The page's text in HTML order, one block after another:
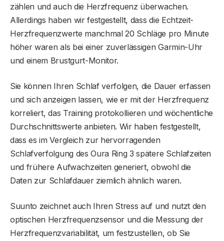
zählen und auch die Herzfrequenz überwachen.
Allerdings haben wir festgestellt, dass die Echtzeit-
Herzfrequenzwerte manchmal 20 Schläge pro Minute
höher waren als bei einer zuverlässigen Garmin-Uhr
und einem Brustgurt-Monitor.
Sie können Ihren Schlaf verfolgen, die Dauer erfassen
und sich anzeigen lassen, wie er mit der Herzfrequenz
korreliert, das Training protokollieren und wöchentliche
Durchschnittswerte anbieten. Wir haben festgestellt,
dass es im Vergleich zur hervorragenden
Schlafverfolgung des Oura Ring 3 spätere Schlafzeiten
und frühere Aufwachzeiten generiert, obwohl die
Daten zur Schlafdauer ziemlich ähnlich waren.
Suunto zeichnet auch Ihren Stress auf und nutzt den
optischen Herzfrequenzsensor und die Messung der
Herzfrequenzvariabilität, um festzustellen, ob Sie